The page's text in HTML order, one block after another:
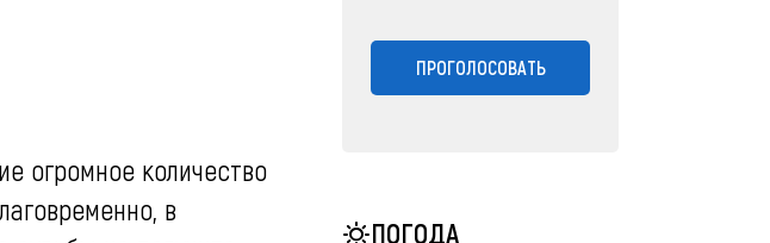
огромное количество
в
ПРОГОЛОСОВАТЬ
ПОГОДА